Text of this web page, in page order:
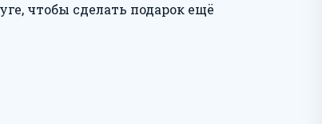
чтобы сделать подарок ещё